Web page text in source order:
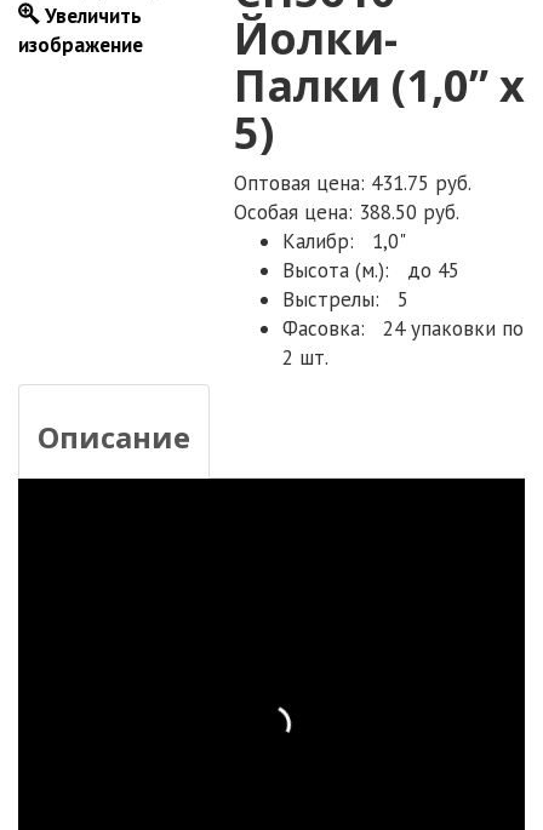
Увеличить
изображение
Йолки-
Палки (1,0” х
5)
Оптовая цена: 431.75 руб.
Особая цена: 388.50 руб.
Калибр:
1,0"
Высота (м.):
до 45
Выстрелы:
5
Фасовка:
24 упаковки по
2 шт.
Описание